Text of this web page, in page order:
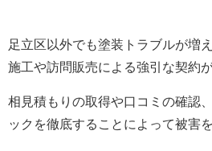
足立区以外でも塗装トラブルが増
施工や訪問販売による強引な契約
相見積もりの取得や口コミの確認
ックを徹底することによって被害